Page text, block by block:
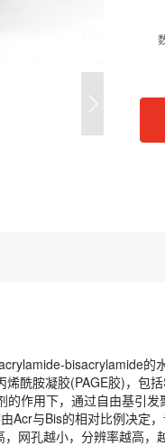
酰胺凝胶(PAGE胶)，包
Acr与Bis的相对比例决定
注意有效防护以避免直接
性手套操作。
bisacrylamide
酰胺凝胶(PAGE胶)，包
作用下，通过自由基引
Acr与Bis的相对比例决定
网孔越小，分辨率越高，